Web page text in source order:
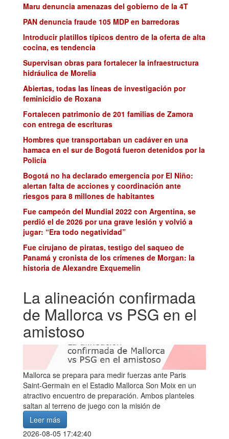
Maru denuncia amenazas del gobierno de la 4T
PAN denuncia fraude 105 MDP en barredoras
Introducir platillos típicos dentro de la oferta de alta
cocina, es tendencia
Supervisan obras para fortalecer la infraestructura
hidráulica de Morelia
Abiertas, todas las líneas de investigación por
feminicidio de Roxana
Fortalecen patrimonio de 201 familias de Zamora
con entrega de escrituras
Hombres que transportaban un cadáver en una
hamaca en el sur de Bogotá fueron detenidos por la
Policía
Bogotá no ha declarado emergencia por El Niño:
alertan falta de acciones y coordinación ante
riesgos para 8 millones de habitantes
Fue campeón del Mundial 2022 con Argentina, se
perdió el de 2026 por una grave lesión y volvió a
jugar: “Era todo negatividad”
Fue cirujano de piratas, testigo del saqueo de
Panamá y cronista de los crímenes de Morgan: la
historia de Alexandre Exquemelin
La alineación confirmada
de Mallorca vs PSG en el
amistoso
Mallorca se prepara para medir fuerzas ante Paris
Saint-Germain en el Estadio Mallorca Son Moix en un
atractivo encuentro de preparación. Ambos planteles
saltan al terreno de juego con la misión de
Leer más
2026-08-05 17:42:40